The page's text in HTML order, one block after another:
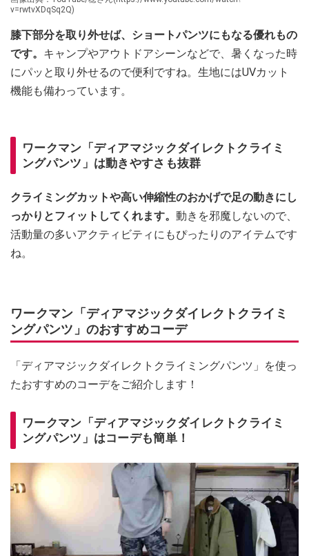
v=rwtvXDqSq2Q)
膝下部分を取り外せば、ショートパンツにもなる優れもの
です。 キャンプやアウトドアシーンなどで、暑くなった時
にパッと取り外せるので便利ですね。生地にはUVカット
機能も備わっています。
ワークマン「ディアマジックダイレクトクライミ
ングパンツ」は動きやすさも抜群
クライミングカットや高い伸縮性のおかげで足の動きにし
っかりとフィットしてくれます。 動きを邪魔しないので、
活動量の多いアクティビティにもぴったりのアイテムです
ね。
ワークマン「ディアマジックダイレクトクライミ
ングパンツ」のおすすめコーデ
「ディアマジックダイレクトクライミングパンツ」を使っ
たおすすめのコーデをご紹介します！
ワークマン「ディアマジックダイレクトクライミ
ングパンツ」はコーデも簡単！